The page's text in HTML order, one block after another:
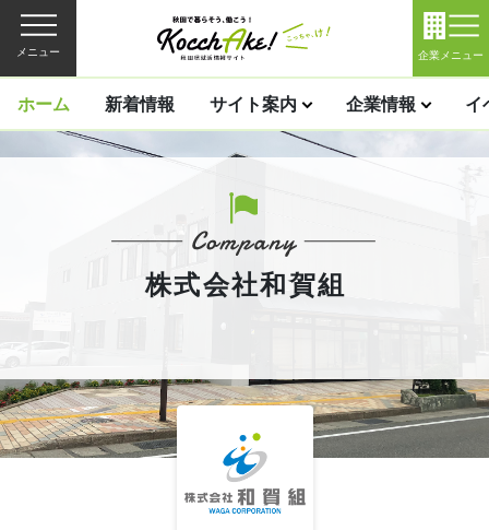
メニュー 企業メニュー
ホーム 新着情報 サイト案内 企業情報 イ
株式会社和賀組